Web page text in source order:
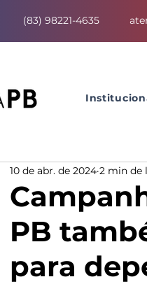
(83) 98221-4635
PB
para
10 de abr. de 2024 2 min de